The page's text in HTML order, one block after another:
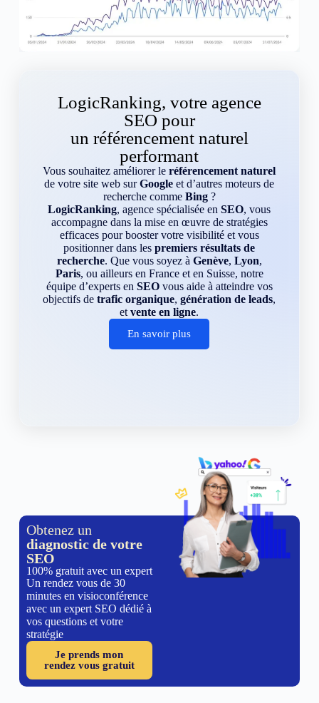
LogicRanking, votre agence
SEO pour
un référencement naturel
performant
Vous souhaitez améliorer leréférencement naturel
de votre site web surGoogle et d’autres moteurs de
recherche comme Bing?
LogicRanking, agence spécialisée enSEO, vous
accompagne dans la mise en œuvre de stratégies
efficaces pour booster votre visibilité et vous
positionner dans lespremiers résultats de
recherche. Que vous soyez à Genève, Lyon,
Paris, ou ailleurs en France et en Suisse, notre
équipe d’experts en SEOvous aide à atteindre vos
objectifs detrafic organique,génération de leads,
etvente en ligne.
En savoir plus
Obtenez un
diagnostic de votre
SEO
100% gratuit avec un expert
Un rendez vous de 30
minutes en visioconférence
avec un expert SEO dédié à
vos questions et votre
stratégie
Je prends mon
rendez vous gratuit